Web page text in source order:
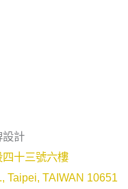
設計
十三號六樓
Taipei, TAIWAN 10651